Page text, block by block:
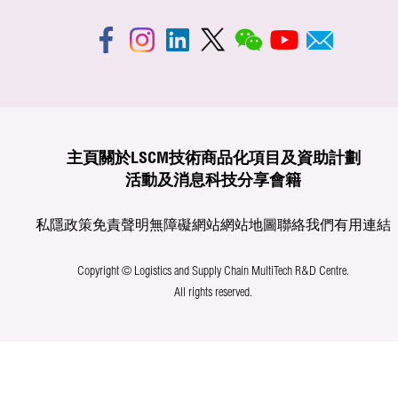
主頁關於LSCM技術商品化項目及資助計劃
活動及消息科技分享會籍
私隱政策免責聲明無障礙網站網站地圖聯絡我們有用連結
Copyright © Logistics and Supply Chain MultiTech R&D Centre.
All rights reserved.